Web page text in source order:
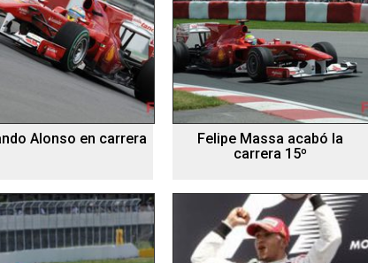
Alonso en carrera
Felipe Massa acabó la
carrera 15º